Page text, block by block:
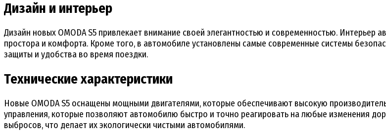
Дизайн и интерьер
Дизайн новых OMODA S5 привлекает внимание своей элегантностью и современностью.
простора и комфорта. Кроме того, в автомобиле установлены самые современные системы
защиты и удобства во время поездки.
Технические характеристики
Новые OMODA S5 оснащены мощными двигателями, которые обеспечивают высокую
управления, которые позволяют автомобилю быстро и точно реагировать на любые изменения
выбросов, что делает их экологически чистыми автомобилями.